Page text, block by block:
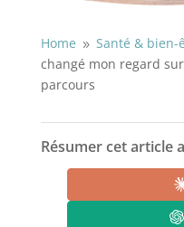
Home 9 Santé & bien-
changé mon regard
parcours
Résumer cet article